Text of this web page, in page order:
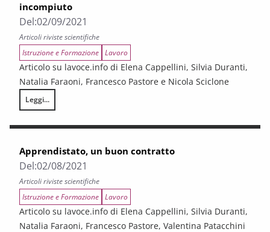
incompiuto
Del:02/09/2021
Articoli riviste scientifiche
Istruzione e Formazione Lavoro
Articolo su lavoce.info di Elena Cappellini, Silvia Duranti,
Natalia Faraoni, Francesco Pastore e Nicola Sciclone
Leggi...
Apprendistato di primo livello, l’eterno incompiuto
Apprendistato, un buon contratto
Del:02/08/2021
Articoli riviste scientifiche
Istruzione e Formazione Lavoro
Articolo su lavoce.info di Elena Cappellini, Silvia Duranti,
Natalia Faraoni, Francesco Pastore, Valentina Patacchini